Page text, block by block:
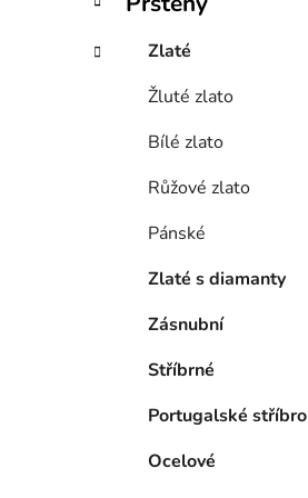
í
p
Zlaté
Žluté zlato
Bílé zlato
Růžové zlato
Pánské
Zlaté s diamanty
Zásnubní
Stříbrné
Portugalské stříbro
Ocelové